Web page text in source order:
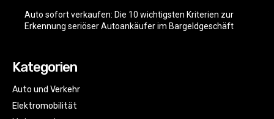
Auto sofort verkaufen: Die 10 wichtigsten Kriterien zur
Erkennung seriöser Autoankäufer im Bargeldgeschäft
Kategorien
Auto und Verkehr
Elektromobilität